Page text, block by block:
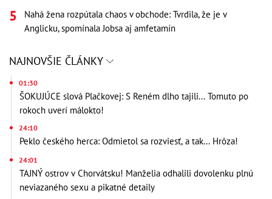
Nahá žena rozpútala chaos v obchode: Tvrdila, že je v
Anglicku, spomínala Jobsa aj amfetamín
NAJNOVŠIE ČLÁNKY
01:30
ŠOKUJÚCE slová Plačkovej: S Reném dlho tajili... Tomuto po
rokoch uverí málokto!
24:10
Peklo českého herca: Odmietol sa rozviesť, a tak... Hrôza!
24:01
TAJNÝ ostrov v Chorvátsku! Manželia odhalili dovolenku plnú
neviazaného sexu a pikatné detaily